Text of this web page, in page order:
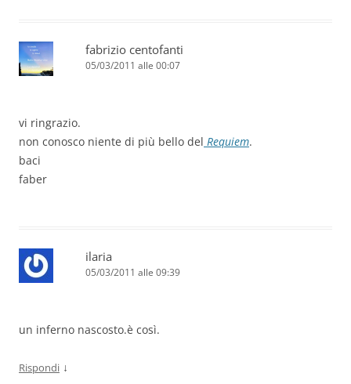
fabrizio centofanti
05/03/2011 alle 00:07
vi ringrazio.
non conosco niente di più bello del Requiem.
baci
faber
ilaria
05/03/2011 alle 09:39
un inferno nascosto.è così.
Rispondi ↓